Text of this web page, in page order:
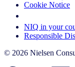
Cookie Notice
NIQ in your
Responsible
© 2026 Nielsen